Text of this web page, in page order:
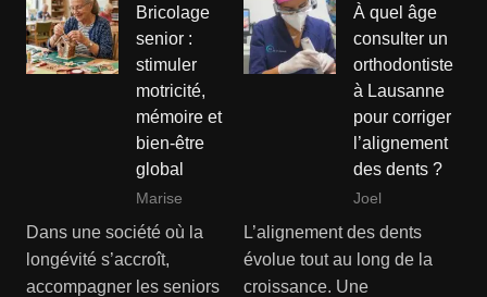
Bricolage
senior :
stimuler
motricité,
mémoire et
bien-être
global
Marise
Dans une société où la
longévité s’accroît,
accompagner les seniors
À quel âge
consulter un
orthodontiste
à Lausanne
pour corriger
l’alignement
des dents ?
Joel
L’alignement des dents
évolue tout au long de la
croissance. Une